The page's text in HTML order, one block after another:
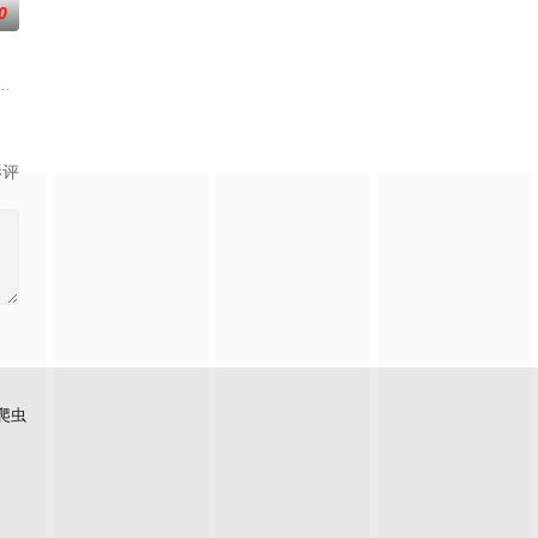
群问题少年遇上背负阴影的教
过电影让观众意识到毒品的可怕，着重塑造了缉毒警察在危险环境中坚
国库银两，身陷囹圄在即，叶庭急召其子叶护相见。叶护心知父亲蒙冤，却
虫